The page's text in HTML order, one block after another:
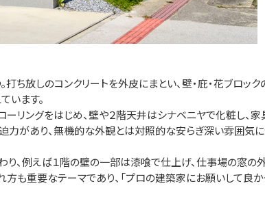
放しのコンクリートを外皮にまとい、壁・庇・花ブロック
います。
リングをはじめ、壁や２階天井はシナベニヤで化粧し、家
力があり、無機的な外観とは対照的な安らぎ深い雰囲気
り、例えば１階の壁の一部は漆喰で仕上げ、仕事場の窓の
も重要なテーマであり、「プロの建築家にお願いして良か